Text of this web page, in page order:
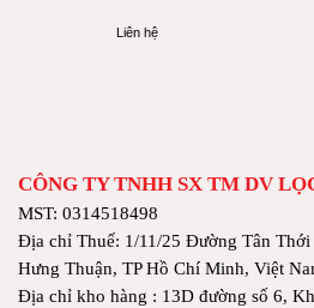
Liên hệ
CÔNG TY TNHH SX TM DV
MST: 0314518498
Địa chỉ Thuế: 1/11/25 Đường Tân
Hưng Thuận, TP Hồ Chí Minh, Việt
Địa chỉ kho hàng : 13D đường số 6,